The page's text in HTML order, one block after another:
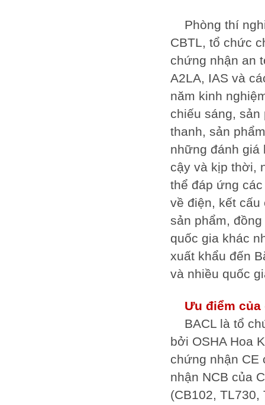
Phòng thí
CBTL, tổ chức
chứng nhận an
A2LA, IAS và
năm kinh
chiếu sáng, sản
thanh, sản
những đánh giá
cậy và kịp thời,
thể đáp ứng
về điện, kết
sản phẩm,
quốc gia khác
xuất khẩu đến
và nhiều quốc
Ưu điểm
BACL là tổ
bởi OSHA Hoa
chứng nhận CE
nhận NCB của
(CB102,